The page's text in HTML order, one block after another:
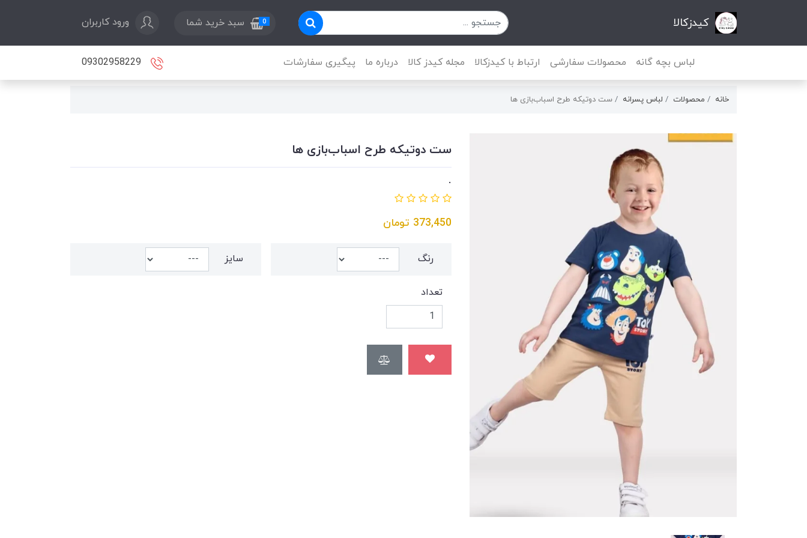
کیدزکالا 0 سبد خرید شما ورود کاربران
لباس بچه گانه محصولات سفارشی ارتباط با کیدزکالا مجله کیدز کالا درباره ما پیگیری سفارشات
خانه محصولات لباس پسرانه ست دوتیکه طرح اسباب‌بازی ها
ست دوتیکه طرح اسباب‌بازی ها
.
373,450 تومان
رنگ سایز
تعداد